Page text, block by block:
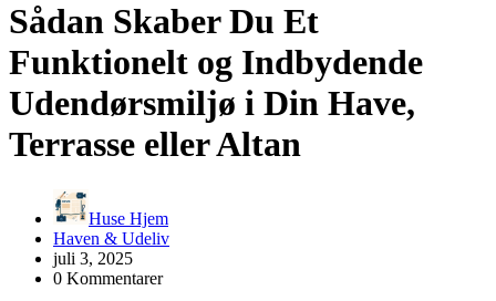
Sådan Skaber Du Et
Funktionelt og Indbydende
Udendørsmiljø i Din Have,
Terrasse eller Altan
Huse Hjem
Haven & Udeliv
juli 3, 2025
0 Kommentarer